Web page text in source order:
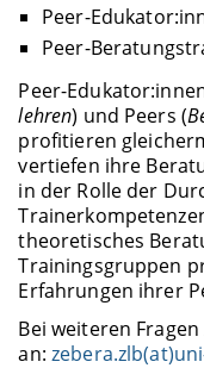
Peer-
Peer-
Peer-
lehren) und Peers (
profitieren
vertiefen ihre
in der Rolle der
theoretisches
Trainingsgruppen
Erfahrungen ihrer
Bei weiteren
an: